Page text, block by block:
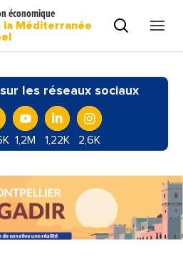
économique
la Méditerranée
les réseaux sociaux
1,2M 1,22K 2,6K